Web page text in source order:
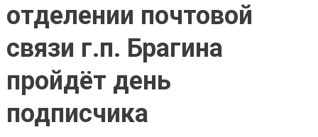
отделении почтовой
связи г.п. Брагина
пройдёт день
подписчика